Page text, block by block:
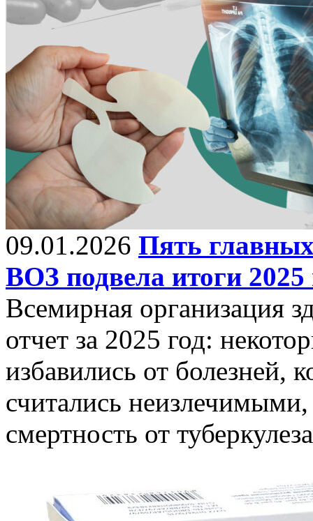
09.01.2026 Пять
ВОЗ подвела итоги 2025
Всемирная организация
отчет за 2025 год:
избавились от болезней,
считались неизлечимыми,
смертность от